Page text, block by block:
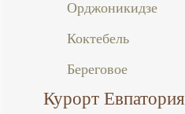
Орджоникидзе
Коктебель
Береговое
Курорт Евпатория